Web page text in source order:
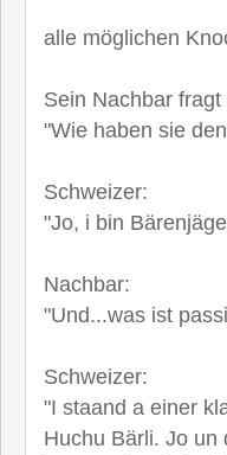
alle möglichen
Sein Nachbar fragt
"Wie haben sie
Schweizer:
"Jo, i bin
Nachbar:
"Und...was ist
Schweizer:
"I staand a einer
Huchu Bärli. Jo un